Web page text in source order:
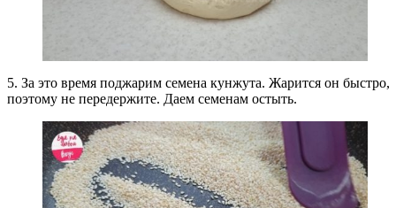
5. За это время поджарим семена кунжута. Жарится он быстро,
поэтому не передержите. Даем семенам остыть.